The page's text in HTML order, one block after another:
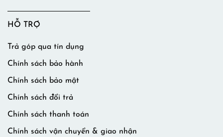
HỖ TRỢ
Trả góp qua tín dụng
Chính sách bảo hành
Chính sách bảo mật
Chính sách đổi trả
Chính sách thanh toán
Chính sách vận chuyển & giao nhận